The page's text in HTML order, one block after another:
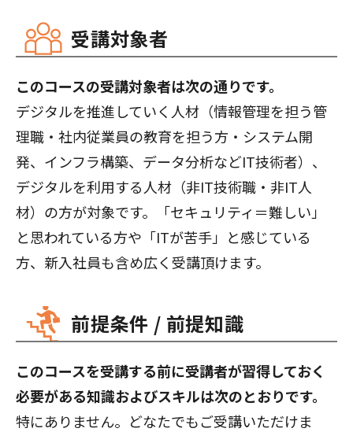
受講対象者
このコースの受講対象者は次の通りです。
デジタルを推進していく人材（情報管理を担う管
理職・社内従業員の教育を担う方・システム開
発、インフラ構築、データ分析などIT技術者）、
デジタルを利用する人材（非IT技術職・非IT人
材）の方が対象です。「セキュリティ＝難しい」
と思われている方や「ITが苦手」と感じている
方、新入社員も含め広く受講頂けます。
前提条件 / 前提知識
このコースを受講する前に受講者が習得しておく
必要がある知識およびスキルは次のとおりです。
特にありません。どなたでもご受講いただけま